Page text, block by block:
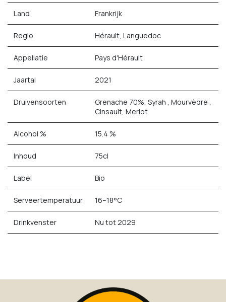
Land Frankrijk
Regio Hérault, Languedoc
Appellatie Pays d'Hérault
Jaartal 2021
Druivensoorten
Grenache 70%, Syrah , Mourvèdre ,
Cinsault, Merlot
Alcohol % 15.4 %
Inhoud 75cl
Label Bio
Serveertemperatuur 16–18°C
Drinkvenster Nu tot 2029